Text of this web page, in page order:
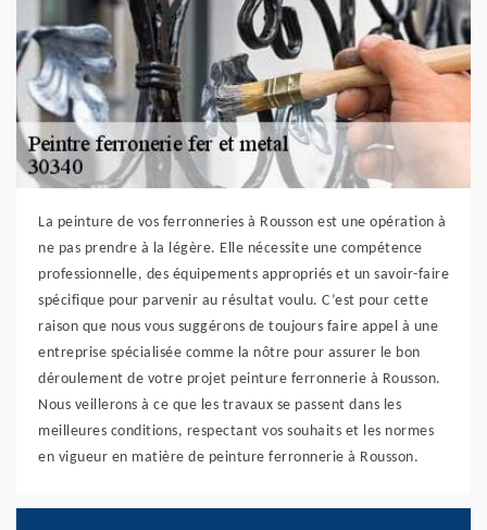
La peinture de vos ferronneries à Rousson est une opération à
ne pas prendre à la légère. Elle nécessite une compétence
professionnelle, des équipements appropriés et un savoir-faire
spécifique pour parvenir au résultat voulu. C’est pour cette
raison que nous vous suggérons de toujours faire appel à une
entreprise spécialisée comme la nôtre pour assurer le bon
déroulement de votre projet peinture ferronnerie à Rousson.
Nous veillerons à ce que les travaux se passent dans les
meilleures conditions, respectant vos souhaits et les normes
en vigueur en matière de peinture ferronnerie à Rousson.